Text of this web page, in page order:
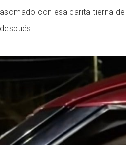
asomado con esa carita tierna
después.